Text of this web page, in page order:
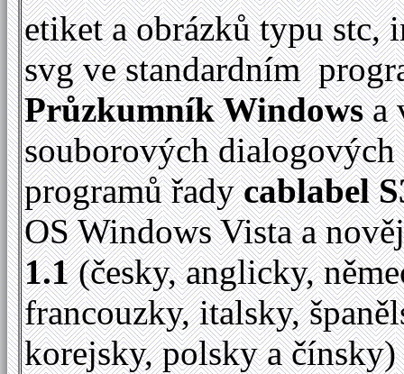
etiket a obrázků typu stc,
svg ve standardním
Průzkumník Windowsa
souborových dialogových
programů řadycablabel
OS Windows Vista a
1.1(česky, anglicky,
francouzky, italsky,
korejsky, polsky a čínsky)